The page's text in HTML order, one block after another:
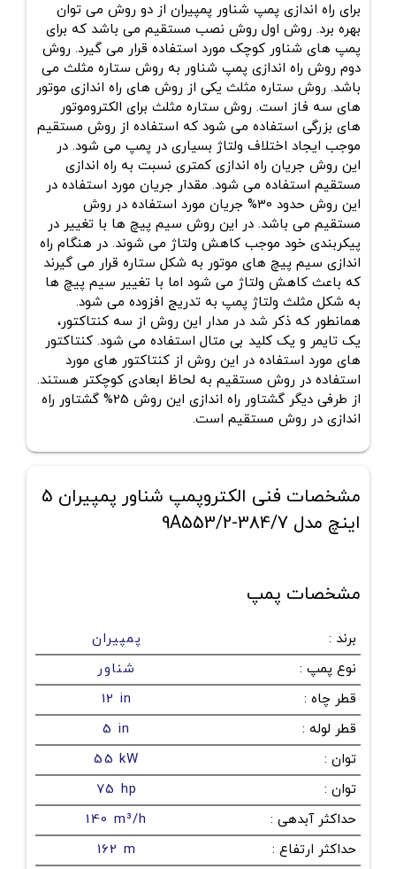
برای راه اندازی پمپ شناور پمپیران از دو روش می توان
بهره برد. روش اول روش نصب مستقیم می باشد که برای
پمپ های شناور کوچک مورد استفاده قرار می گیرد. روش
دوم روش راه اندازی پمپ شناور به روش ستاره مثلث می
باشد. روش ستاره مثلث یکی از روش های راه اندازی موتور
های سه فاز است. روش ستاره مثلث برای الکتروموتور
های بزرگی استفاده می شود که استفاده از روش مستقیم
موجب ایجاد اختلاف ولتاژ بسیاری در پمپ می شود. در
این روش جریان راه اندازی کمتری نسبت به راه اندازی
مستقیم استفاده می شود. مقدار جریان مورد استفاده در
این روش حدود 30% جریان مورد استفاده در روش
مستقیم می باشد. در این روش سیم پیچ ها با تغییر در
پیکربندی خود موجب کاهش ولتاژ می شوند. در هنگام راه
اندازی سیم پیچ های موتور به شکل ستاره قرار می گیرند
که باعث کاهش ولتاژ می شود اما با تغییر سیم پیچ ها
به شکل مثلث ولتاژ پمپ به تدریج افزوده می شود.
همانطور که ذکر شد در مدار این روش از سه کنتاکتور،
یک تایمر و یک کلید بی متال استفاده می شود. کنتاکتور
های مورد استفاده در این روش از کنتاکتور های مورد
استفاده در روش مستقیم به لحاظ ابعادی کوچکتر هستند.
از طرفی دیگر گشتاور راه اندازی این روش 25% گشتاور راه
اندازی در روش مستقیم است.
مشخصات فنی الکتروپمپ شناور پمپیران 5
اینچ مدل 384/7-9A553/2
مشخصات پمپ
برند :
پمپیران
نوع پمپ :
شناور
قطر چاه :
12 in
قطر لوله :
5 in
توان :
55 kW
توان :
75 hp
حداکثر آبدهی :
140 m³/h
حداکثر ارتفاع :
162 m